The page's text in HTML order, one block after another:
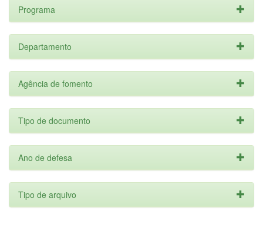
Programa
Departamento
Agência de fomento
Tipo de documento
Ano de defesa
Tipo de arquivo